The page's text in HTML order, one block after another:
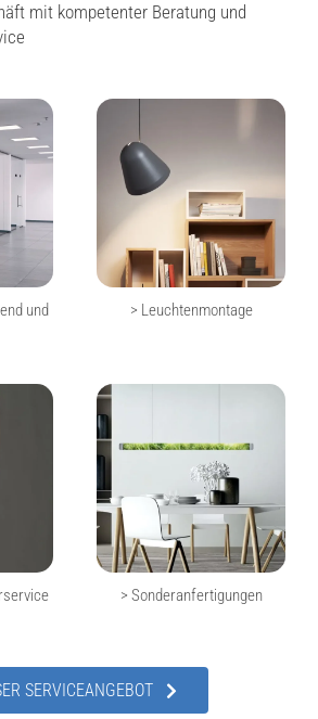
mit kompetenter Beratung und
und
> Leuchtenmontage
> Sonderanfertigungen
SERVICEANGEBOT